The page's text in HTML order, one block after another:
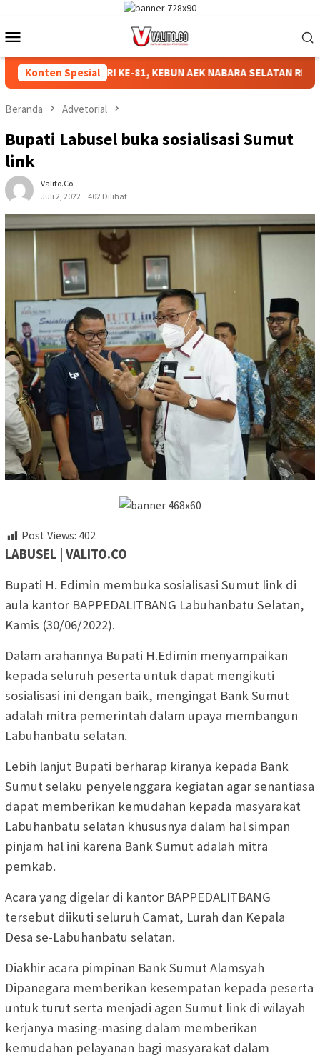
konten
Mobile
Konten Spesial
HUT RI KE-81, KEBUN AEK NABARA SELATAN RESMI
Beranda Advetorial
Bupati Labusel buka sosialisasi Sumut
link
Valito.co
Juli 2, 2022
402 Dilihat
Post Views: 402
LABUSEL | VALITO.CO
Bupati H. Edimin membuka sosialisasi Sumut link di
aula kantor BAPPEDALITBANG Labuhanbatu Selatan,
Kamis (30/06/2022).
Dalam arahannya Bupati H.Edimin menyampaikan
kepada seluruh peserta untuk dapat mengikuti
sosialisasi ini dengan baik, mengingat Bank Sumut
adalah mitra pemerintah dalam upaya membangun
Labuhanbatu selatan.
Lebih lanjut Bupati berharap kiranya kepada Bank
Sumut selaku penyelenggara kegiatan agar senantiasa
dapat memberikan kemudahan kepada masyarakat
Labuhanbatu selatan khususnya dalam hal simpan
pinjam hal ini karena Bank Sumut adalah mitra
pemkab.
Acara yang digelar di kantor BAPPEDALITBANG
tersebut diikuti seluruh Camat, Lurah dan Kepala
Desa se-Labuhanbatu selatan.
Diakhir acara pimpinan Bank Sumut Alamsyah
Dipanegara memberikan kesempatan kepada peserta
untuk turut serta menjadi agen Sumut link di wilayah
kerjanya masing-masing dalam memberikan
kemudahan pelayanan bagi masyarakat dalam